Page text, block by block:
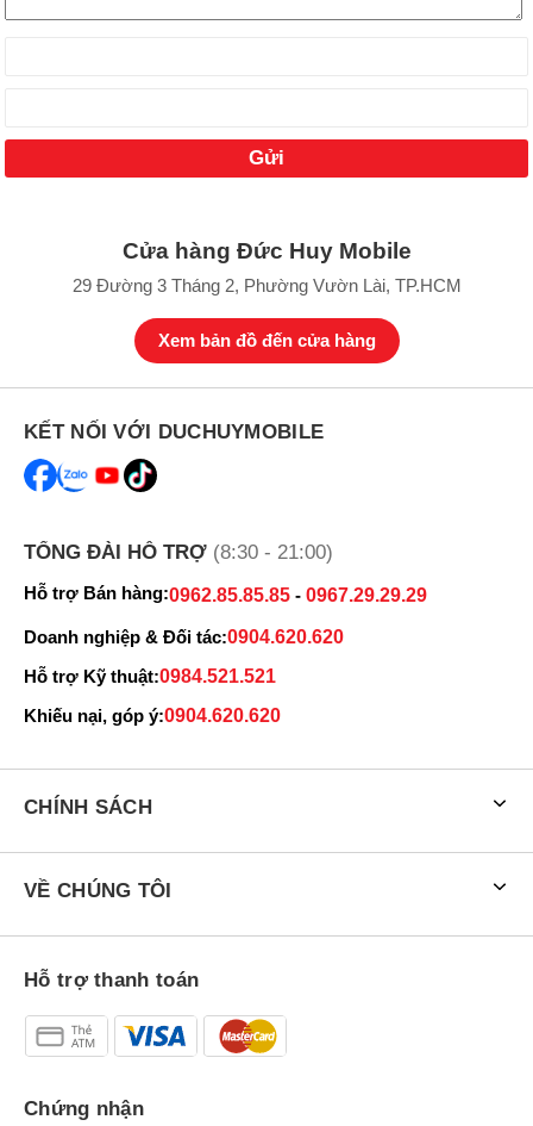
Cửa hàng Đức Huy Mobile
29 Đường 3 Tháng 2, Phường Vườn Lài, TP.HCM
Xem bản đồ đến cửa hàng
KẾT NỐI VỚI DUCHUYMOBILE
TỔNG ĐÀI HỖ TRỢ (8:30 - 21:00)
Hỗ trợ Bán hàng:0962.85.85.85 - 0967.29.29.29
Doanh nghiệp & Đối tác:0904.620.620
Hỗ trợ Kỹ thuật:0984.521.521
Khiếu nại, góp ý:0904.620.620
CHÍNH SÁCH
VỀ CHÚNG TÔI
Hỗ trợ thanh toán
Chứng nhận